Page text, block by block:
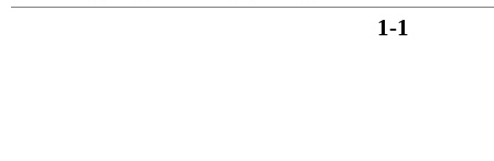
1-1